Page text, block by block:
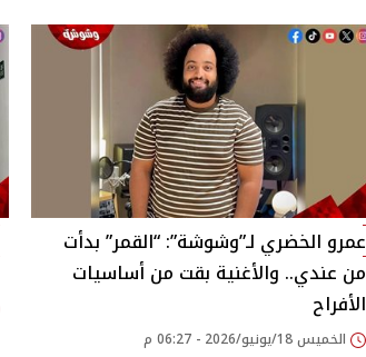
عمرو الخضري لـ”وشوشة”: “القمر” بدأت
من عندي.. والأغنية بقت من أساسيات
الأفراح
الخميس 18/يونيو/2026 - 06:27 م